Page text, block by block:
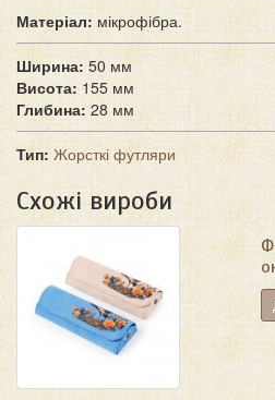
Матеріал: мікрофібра.
Ширина: 50 мм
Висота: 155 мм
Глибина:28 мм
Тип: Жорсткі футляри
Схожі вироби